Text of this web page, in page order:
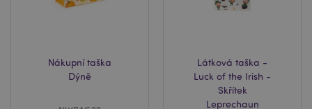
Nákupní taška
Dýně
Látková taška -
Luck of the Irish -
Skřítek
Leprechaun